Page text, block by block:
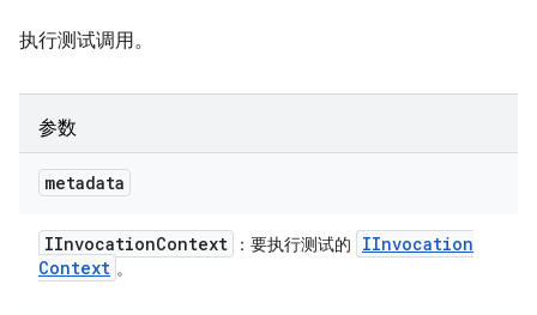
执行测试调用。
参数
metadata
IInvocationContext ：要执行测试的
IInvocation
Context 。